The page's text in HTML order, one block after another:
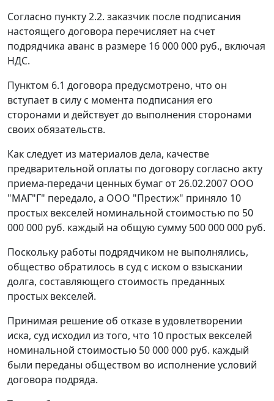
Согласно пункту 2.2. заказчик после подписания
настоящего договора перечисляет на счет
подрядчика аванс в размере 16 000 000 руб., включая
НДС.
Пунктом 6.1 договора предусмотрено, что он
вступает в силу с момента подписания его
сторонами и действует до выполнения сторонами
своих обязательств.
Как следует из материалов дела, качестве
предварительной оплаты по договору согласно акту
приема-передачи ценных бумаг от 26.02.2007 ООО
"МАГ"Г" передало, а ООО "Престиж" приняло 10
простых векселей номинальной стоимостью по 50
000 000 руб. каждый на общую сумму 500 000 000 руб.
Поскольку работы подрядчиком не выполнялись,
общество обратилось в суд с иском о взыскании
долга, составляющего стоимость преданных
простых векселей.
Принимая решение об отказе в удовлетворении
иска, суд исходил из того, что 10 простых векселей
номинальной стоимостью 50 000 000 руб. каждый
были переданы обществом во исполнение условий
договора подряда.